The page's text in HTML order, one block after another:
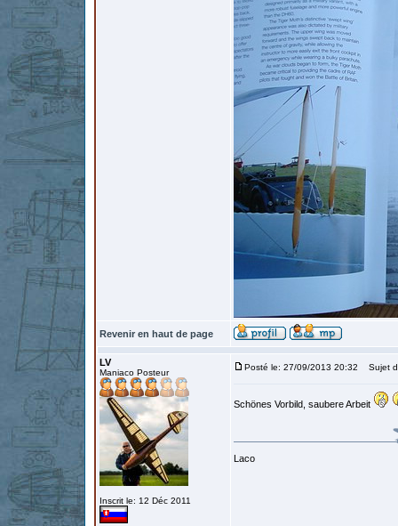
Revenir en haut de page
LV
Maniaco Posteur
Inscrit le: 12 Déc 2011
Posté le: 27/09/2013 20:32 Sujet
Schönes Vorbild, saubere Arbeit
Laco